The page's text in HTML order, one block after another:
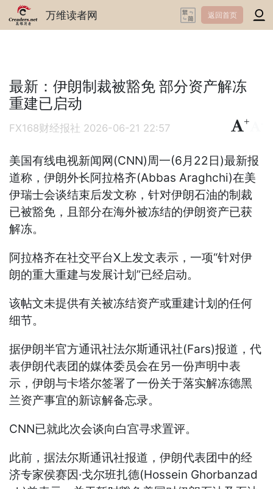
万维读者网 返回首页
最新：伊朗制裁被豁免 部分资产解冻
重建已启动
FX168财经报社 2026-06-21 22:57
+
美国有线电视新闻网(CNN)周一(6月22日)最新报
道称，伊朗外长阿拉格齐(Abbas Araghchi)在美
伊瑞士会谈结束后发文称，针对伊朗石油的制裁
已被豁免，且部分在海外被冻结的伊朗资产已获
解冻。
阿拉格齐在社交平台X上发文表示，一项“针对伊
朗的重大重建与发展计划”已经启动。
该帖文未提供有关被冻结资产或重建计划的任何
细节。
据伊朗半官方通讯社法尔斯通讯社(Fars)报道，代
表伊朗代表团的媒体委员会在另一份声明中表
示，伊朗与卡塔尔签署了一份关于落实解冻德黑
兰资产事宜的新谅解备忘录。
CNN已就此次会谈向白宫寻求置评。
此前，据法尔斯通讯社报道，伊朗代表团中的经
济专家侯赛因·戈尔班扎德(Hossein Ghorbanzad